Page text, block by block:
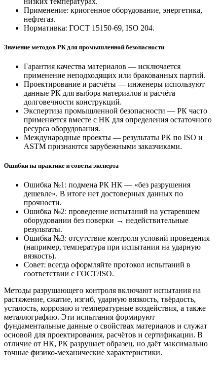
Применение: криогенное оборудование, энергетика,
нефтегаз.
Нормативка: ГОСТ 15150-69, ISO 204.
Значение методов РК для промышленной безопасности
Гарантия качества материалов — исключается
применение неподходящих или бракованных партий.
Проектирование и расчёты — инженеры используют
данные РК для выбора материалов и расчёта
долговечности конструкций.
Экспертиза промышленной безопасности — РК часто
применяется вместе с НК для определения остаточного
ресурса оборудования.
Международные проекты — результаты РК по ISO и
ASTM признаются зарубежными заказчиками.
Ошибки на практике и советы эксперта
Ошибка №1: подмена РК НК — «без разрушения
дешевле». В итоге нет достоверных данных по
прочности.
Ошибка №2: проведение испытаний на устаревшем
оборудовании без поверки → недействительные
результаты.
Ошибка №3: отсутствие контроля условий проведения
(например, температура при испытании на ударную
вязкость).
Совет: всегда оформляйте протокол испытаний в
соответствии с ГОСТ/ISO.
Методы разрушающего контроля включают испытания на
растяжение, сжатие, изгиб, ударную вязкость, твёрдость,
усталость, коррозию и температурные воздействия, а также
металлографию. Эти испытания формируют
фундаментальные данные о свойствах материалов и служат
основой для проектирования, расчётов и сертификации. В
отличие от НК, РК разрушает образец, но даёт максимально
точные физико-механические характеристики.